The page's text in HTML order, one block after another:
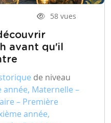
58 vues
avant qu'il
de niveau
année, Maternelle –
– Première
année,